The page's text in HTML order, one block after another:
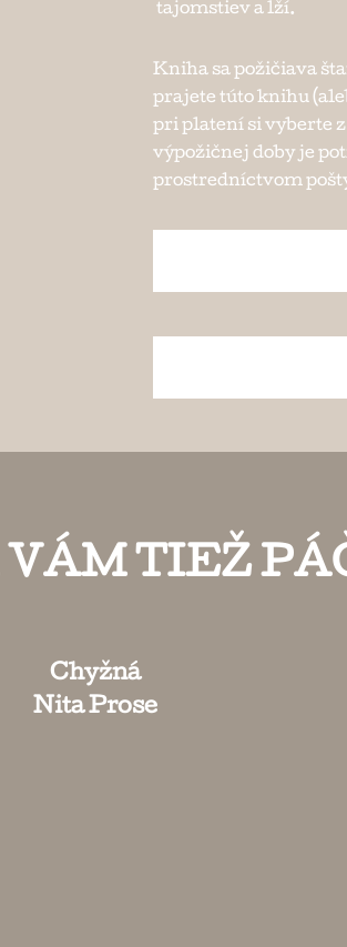
tajomstiev a lží.
Kniha sa požičiava
prajete túto knihu
pri platení si vyberte
výpožičnej doby je
prostredníctvom
VÁM TIEŽ
Chyžná
Nita Prose